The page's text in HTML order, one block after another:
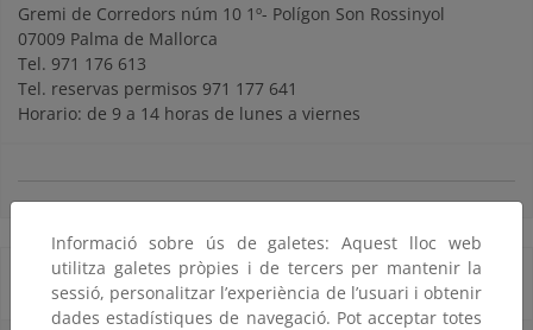
Gremi de Corredors núm 10 1º- Polígon Son Rossinyol
07009 Palma de Mallorca
Tel. 971 176 613
Tel. reservas permisos 971 177 641
Horario: de 9 a 14 horas de lunes a viernes
Bibliotecas
Informació sobre ús de galetes: Aquest lloc web
utilitza galetes pròpies i de tercers per mantenir la
sessió, personalitzar l’experiència de l’usuari i obtenir
dades estadístiques de navegació. Pot acceptar totes